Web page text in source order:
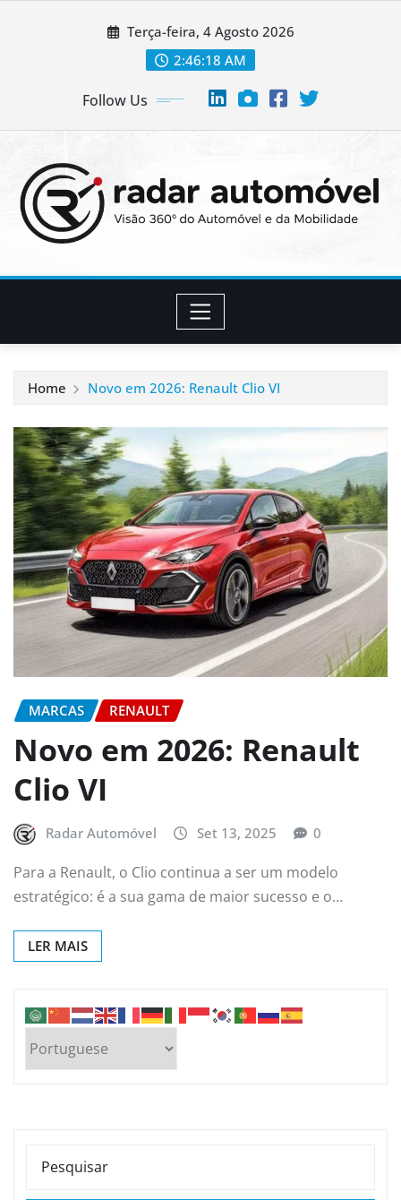
Terça-feira, 4 Agosto 2026
2:46:18 AM
Follow Us
Home Novo em 2026: Renault Clio VI
MARCAS RENAULT
Novo em 2026: Renault
Clio VI
Radar Automóvel Set 13, 2025 0
Para a Renault, o Clio continua a ser um modelo
estratégico: é a sua gama de maior sucesso e o…
LER MAIS
PESQUISAR